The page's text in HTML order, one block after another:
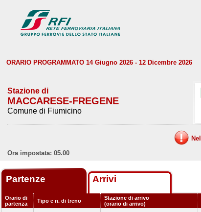
ORARIO PROGRAMMATO 14 Giugno 2026 - 12 Dicembre 2026
Stazione di
MACCARESE-FREGENE
Comune di Fiumicino
Ora impostata: 05.00
Partenze Arrivi
Orario di
partenza
Tipo e n. di treno
Stazione di arrivo
(orario di arrivo)